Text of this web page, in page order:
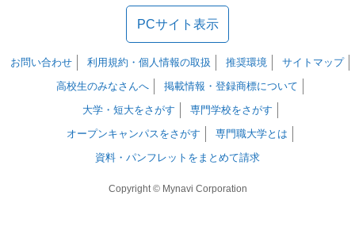
PCサイト表示
お問い合わせ 利用規約・個人情報の取扱 推奨環境
サイトマップ
高校生のみなさんへ
掲載情報・登録商標について
大学・短大をさがす
専門学校をさがす
オープンキャンパスをさがす
専門職大学とは
資料・パンフレットをまとめて請求
Copyright © Mynavi Corporation